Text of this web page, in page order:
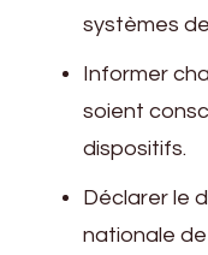
systèmes
Informer
soient
dispositifs.
Déclarer le
nationale